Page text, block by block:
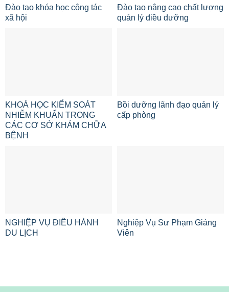
Đào tạo khóa học công tác
xã hội
Đào tạo nâng cao chất lượng
quản lý điều dưỡng
KHOÁ HỌC KIỂM SOÁT
NHIỄM KHUẨN TRONG
CÁC CƠ SỞ KHÁM CHỮA
BỆNH
Bồi dưỡng lãnh đạo quản lý
cấp phòng
NGHIỆP VỤ ĐIỀU HÀNH
DU LỊCH
Nghiệp Vụ Sư Phạm Giảng
Viên